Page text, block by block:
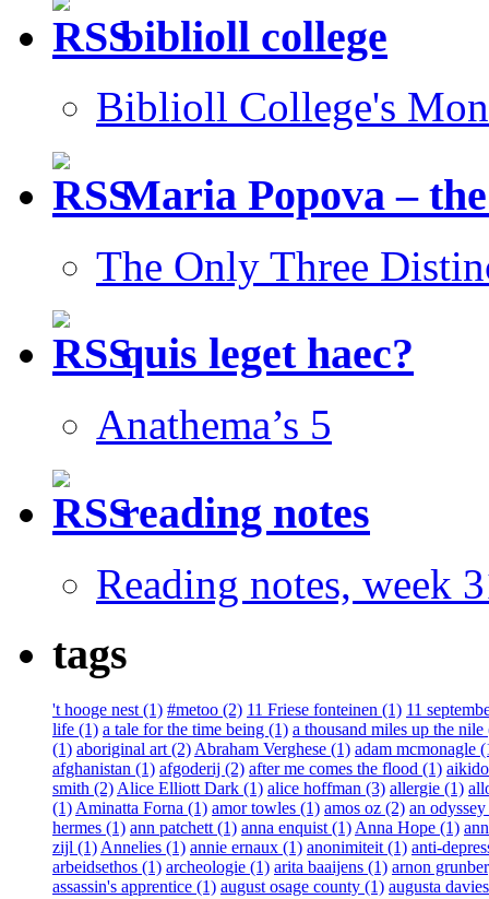
biblioll college
Biblioll College's
Maria Popova –
The Only Three
quis leget haec?
Anathema’s 5
reading notes
Reading notes, week
tags
't hooge nest (1) #metoo (2) 11 Friese fonteinen (1) 11
life (1) a tale for the time being (1) a thousand miles up the nile
(1) aboriginal art (2) Abraham Verghese (1) adam mcmonagle
afghanistan (1) afgoderij (2) after me comes the flood (1)
smith (2) Alice Elliott Dark (1) alice hoffman (3) allergie (1)
(1) Aminatta Forna (1) amor towles (1) amos oz (2) an
hermes (1) ann patchett (1) anna enquist (1) Anna Hope (1)
zijl (1) Annelies (1) annie ernaux (1) anonimiteit (1) anti-
arbeidsethos (1) archeologie (1) arita baaijens (1) arnon
assassin's apprentice (1) august osage county (1) augusta